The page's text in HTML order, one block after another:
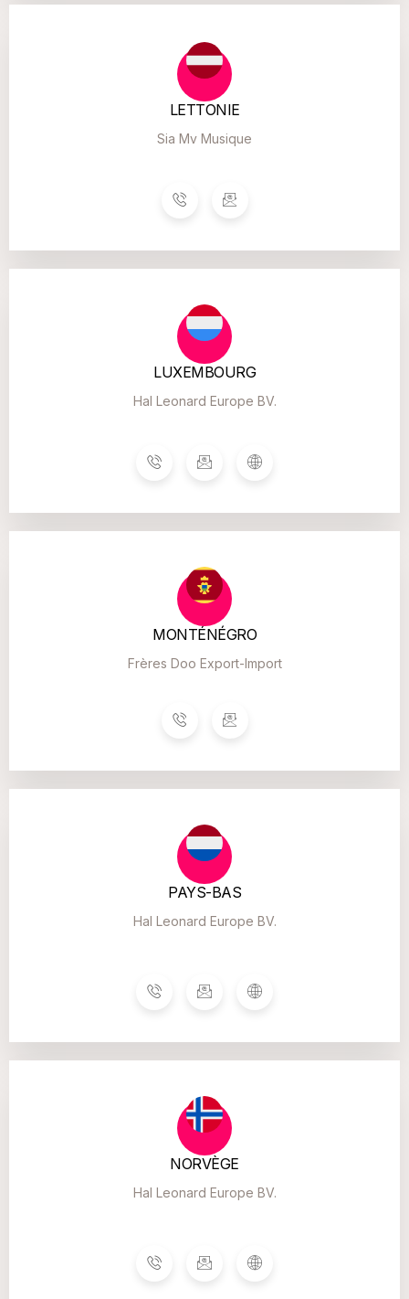
LETTONIE
Sia Mv Musique
LUXEMBOURG
Hal Leonard Europe BV.
MONTÉNÉGRO
Frères Doo Export-Import
PAYS-BAS
Hal Leonard Europe BV.
NORVÈGE
Hal Leonard Europe BV.